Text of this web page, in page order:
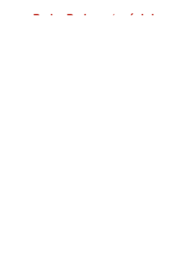
Padre Pedro, o ‘apóstolo